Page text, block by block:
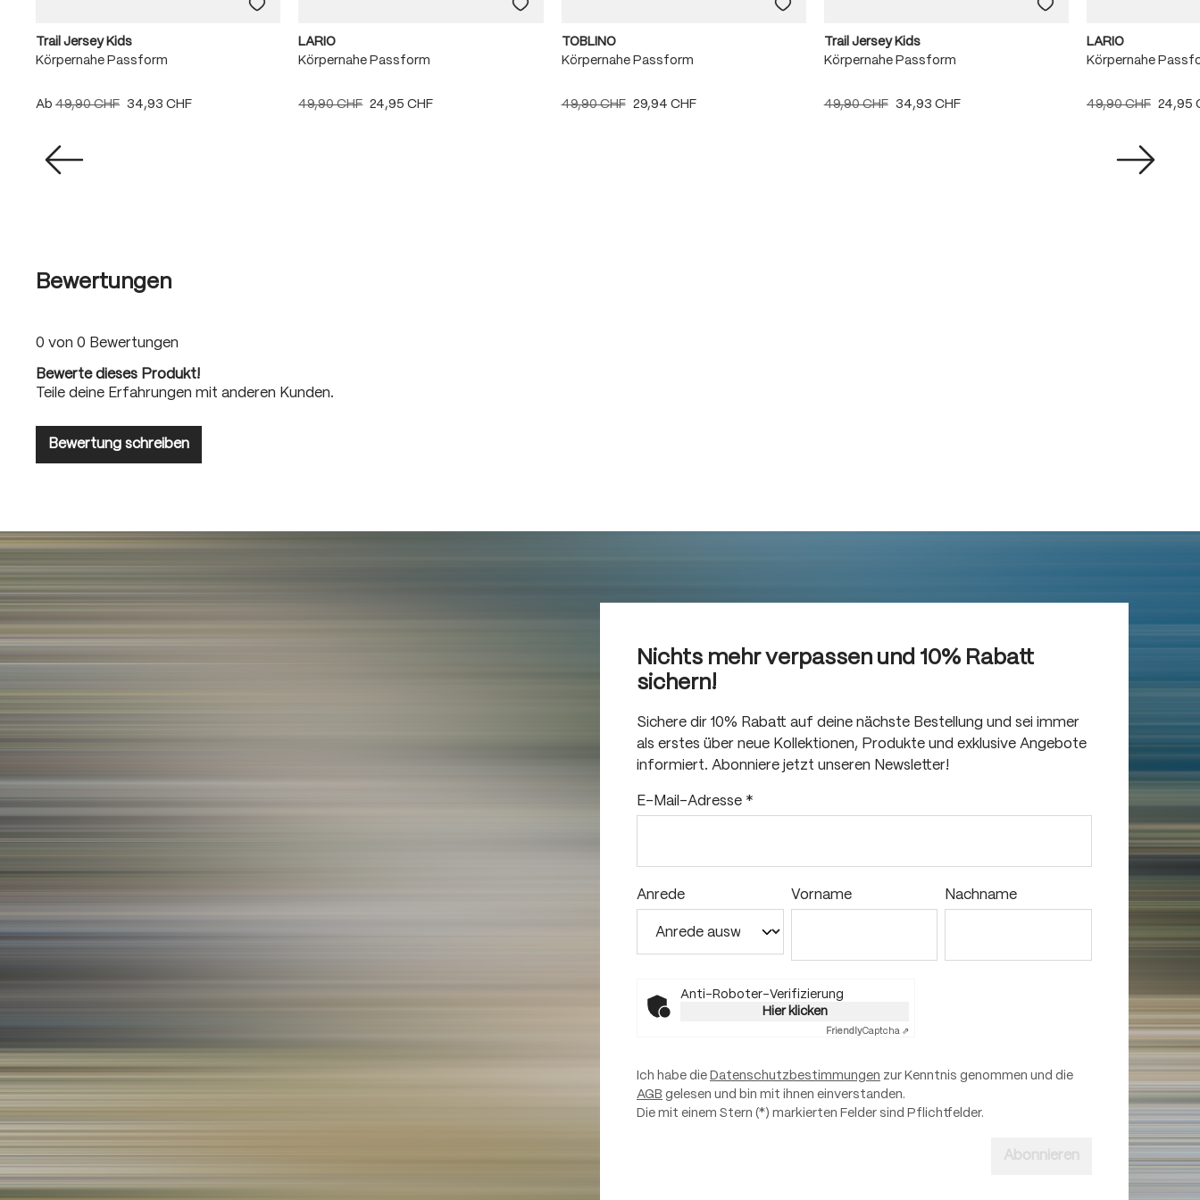
Trail Jersey Kids
Körpernahe Passform
Ab 49,90 CHF 34,93 CHF
LARIO
Körpernahe Passform
49,90 CHF 24,95 CHF
TOBLINO
Körpernahe Passform
49,90 CHF 29,94 CHF
Trail Jersey Kids
Körpernahe Passform
49,90 CHF 34,93 CHF
LARIO
Körpernahe
49,90 CHF 24,95
Bewertungen
0 von 0 Bewertungen
Bewerte dieses Produkt!
Teile deine Erfahrungen mit anderen Kunden.
Bewertung schreiben
Nichts mehr verpassen und 10% Rabatt
sichern!
Sichere dir 10% Rabatt auf deine nächste Bestellung und sei immer
als erstes über neue Kollektionen, Produkte und exklusive Angebote
informiert. Abonniere jetzt unseren Newsletter!
E-Mail-Adresse *
Anrede Vorname Nachname
Anti-Roboter-Verifizierung
Hier klicken
FriendlyCaptcha ⇗
Ich habe die Datenschutzbestimmungen zur Kenntnis genommen und die
AGB gelesen und bin mit ihnen einverstanden.
Die mit einem Stern (*) markierten Felder sind Pflichtfelder.
Abonnieren